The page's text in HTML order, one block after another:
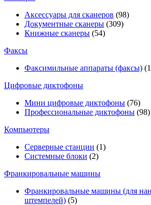
Аксессуары для сканеров (98)
Документные сканеры (309)
Книжные сканеры (54)
Факсы
Факсимильные аппараты (факсы)
Цифровые диктофоны
Мини цифровые диктофоны (76)
Профессиональные диктофоны (98)
Компьютеры
Серверные станции (1)
Системные блоки (2)
Франкировальные машины
Франкировальные машины (для
штемпелей) (5)